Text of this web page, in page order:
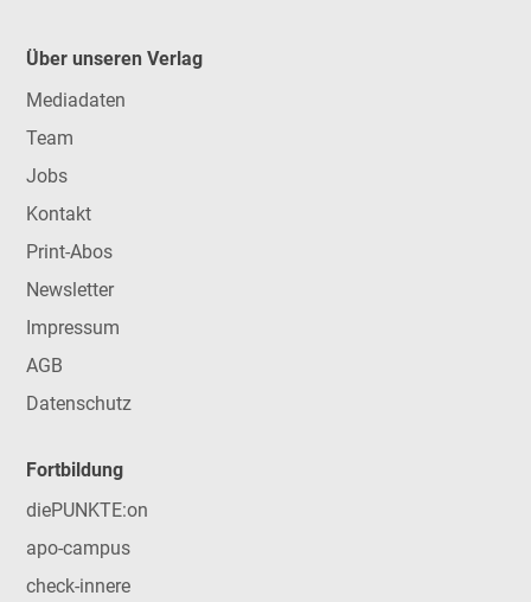
Über unseren Verlag
Mediadaten
Team
Jobs
Kontakt
Print-Abos
Newsletter
Impressum
AGB
Datenschutz
Fortbildung
diePUNKTE:on
apo-campus
check-innere